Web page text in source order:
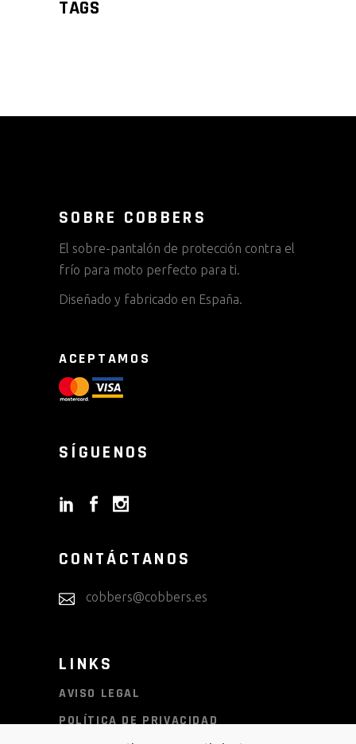
TAGS
SOBRE COBBERS
El sobre-pantalón de protección contra el
frío para moto perfecto para ti.
Diseñado y fabricado en España.
ACEPTAMOS
SÍGUENOS
CONTÁCTANOS
cobbers@cobbers.es
LINKS
AVISO LEGAL
POLÍTICA DE PRIVACIDAD